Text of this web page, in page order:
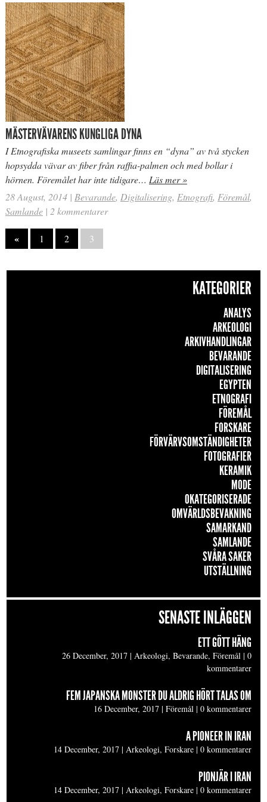
MÄSTERVÄVARENS KUNGLIGA DYNA
I Etnografiska museets samlingar finns en “dyna” av två stycken
hopsydda vävar av fiber från raffia-palmen och med bollar i
hörnen. Föremålet har inte tidigare… Läs mer »
28 August, 2014 | Bevarande, Digitalisering, Etnografi, Föremål,
Samlande | 2 kommentarer
« 1 2 3
KATEGORIER
ANALYS
ARKEOLOGI
ARKIVHANDLINGAR
BEVARANDE
DIGITALISERING
EGYPTEN
ETNOGRAFI
FÖREMÅL
FORSKARE
FÖRVÄRVSOMSTÄNDIGHETER
FOTOGRAFIER
KERAMIK
MODE
OKATEGORISERADE
OMVÄRLDSBEVAKNING
SAMARKAND
SAMLANDE
SVÅRA SAKER
UTSTÄLLNING
SENASTE INLÄGGEN
ETT GÖTT HÄNG
26 December, 2017 | Arkeologi, Bevarande, Föremål |0
kommentarer
FEM JAPANSKA MONSTER DU ALDRIG HÖRT TALAS OM
16 December, 2017 |Föremål |0 kommentarer
A PIONEER IN IRAN
14 December, 2017 | Arkeologi, Forskare |0 kommentarer
PIONJÄR I IRAN
14 December, 2017 | Arkeologi, Forskare |0 kommentarer